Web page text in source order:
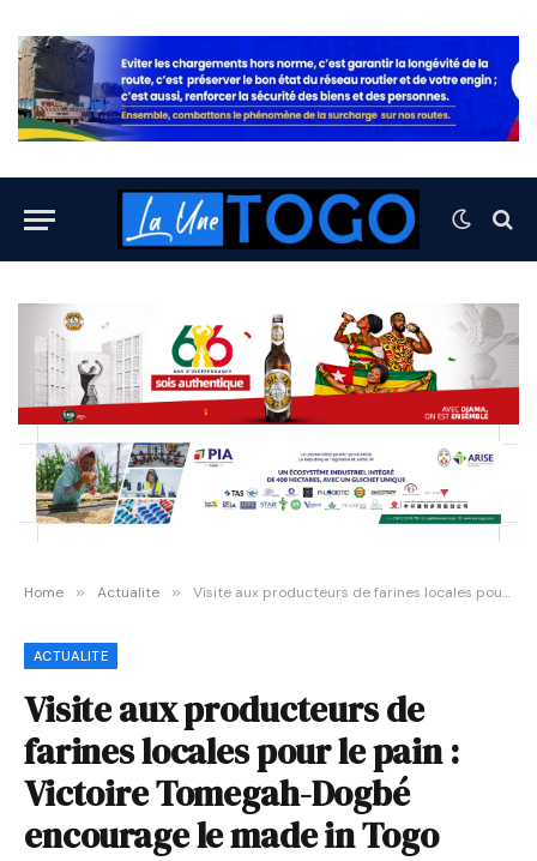
Home » Actualite » Visite aux producteurs de farines locales pour le pain : Victoire Tomegah-Dogbé encourage le made in Togo
ACTUALITE
Visite aux producteurs de
farines locales pour le pain :
Victoire Tomegah-Dogbé
encourage le made in Togo